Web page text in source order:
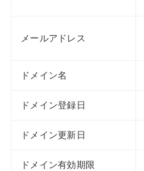
メールアドレス
ドメイン名
ドメイン登録日
ドメイン更新日
ドメイン有効期限